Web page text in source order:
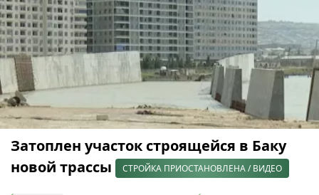
Затоплен участок строящейся в Баку
новой трассы
СТРОЙКА ПРИОСТАНОВЛЕНА / ВИДЕО